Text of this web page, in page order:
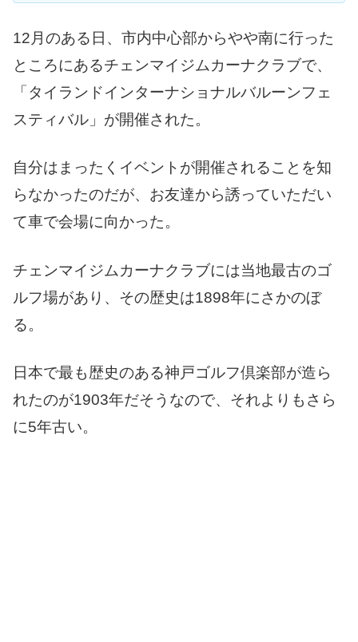
12月のある日、市内中心部からやや南に行った
ところにあるチェンマイジムカーナクラブで、
「タイランドインターナショナルバルーンフェ
スティバル」が開催された。
自分はまったくイベントが開催されることを知
らなかったのだが、お友達から誘っていただい
て車で会場に向かった。
チェンマイジムカーナクラブには当地最古のゴ
ルフ場があり、その歴史は1898年にさかのぼ
る。
日本で最も歴史のある神戸ゴルフ倶楽部が造ら
れたのが1903年だそうなので、それよりもさら
に5年古い。